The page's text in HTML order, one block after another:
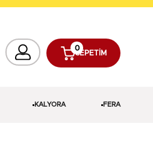
SEPETIM
0
KALYORA FERA